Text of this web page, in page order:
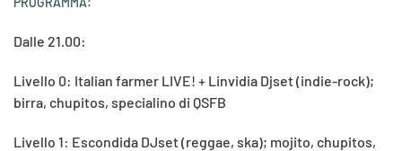
Dalle 21.00:
Livello 0: Italian farmer LIVE! + Linvidia Djset (indie-rock);
birra, chupitos, specialino di QSFB
Livello 1: Escondida DJset (reggae, ska); mojito, chupitos,